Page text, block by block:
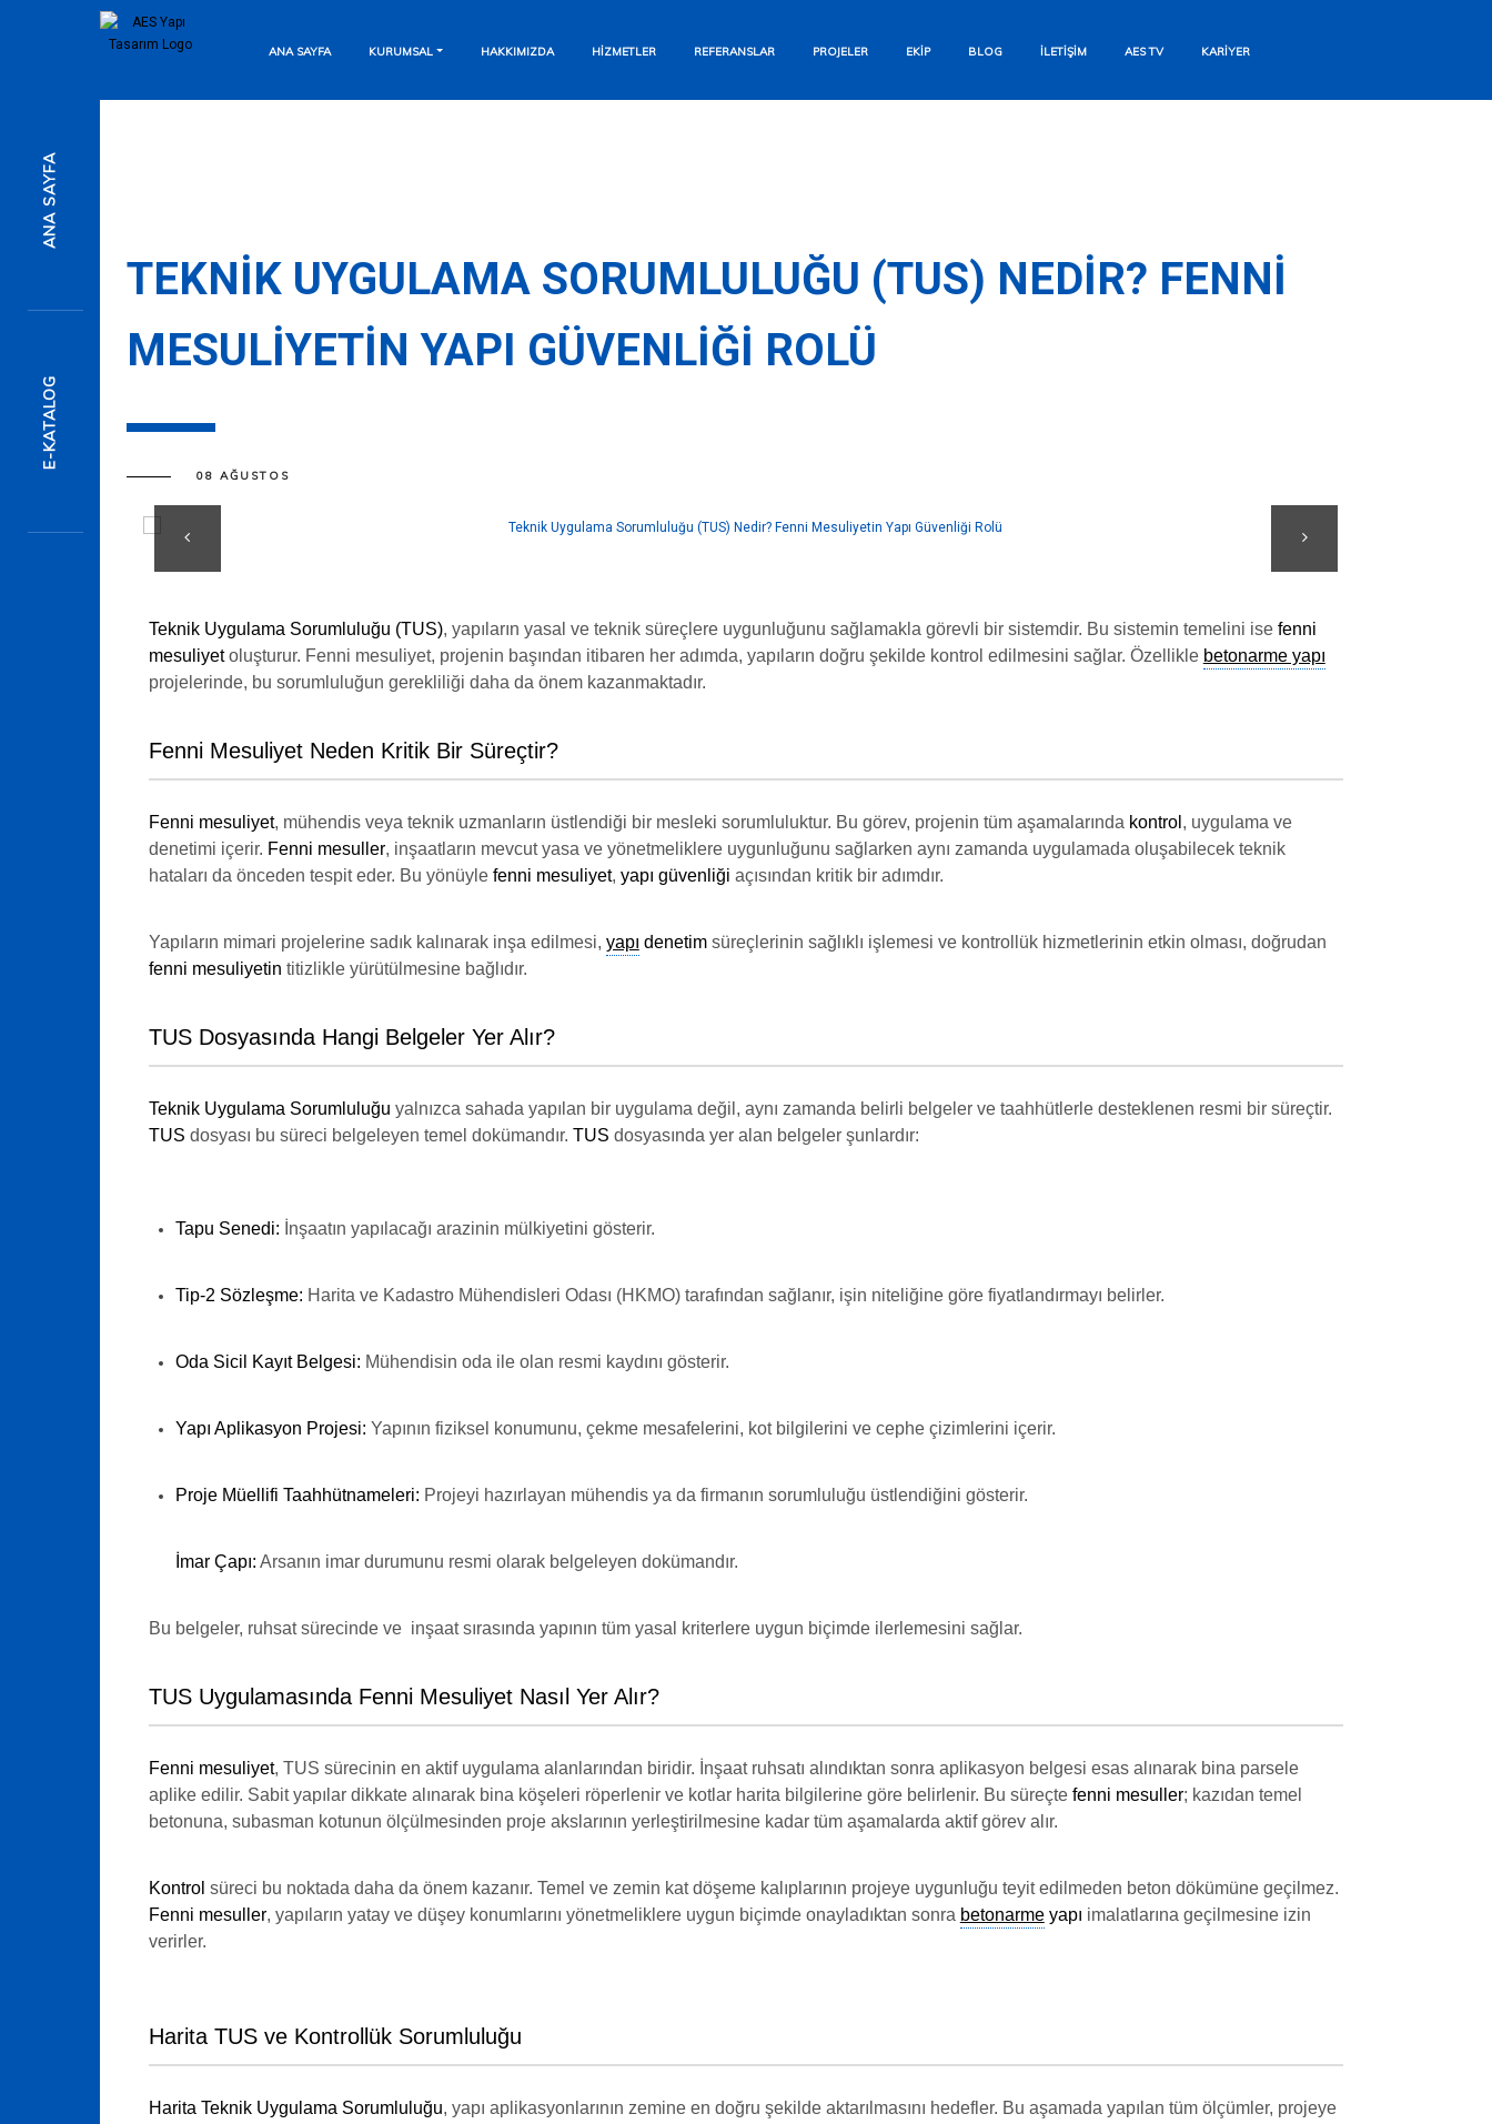
Bizi Arayın
Anında Mesaj Gönderin
info@aesyapi.com
İletişim Formu
ANA SAYFA KURUMSAL HAKKIMIZDA HIZMETLER REFERANSLAR PROJELER EKIP BLOG İLETIŞIM AES TV KARIYER
TEKNIK UYGULAMA SORUMLULUĞU (TUS) NEDIR? FENNI
MESULIYETIN YAPI GÜVENLIĞI ROLÜ
08 AĞUSTOS
Teknik Uygulama Sorumluluğu (TUS), yapıların yasal ve teknik süreçlere uygunluğunu sağlamakla görevli bir sistemdir. Bu sistemin temelini ise fenni
mesuliyetoluşturur. Fenni mesuliyet, projenin başından itibaren her adımda, yapıların doğru şekilde kontrol edilmesini sağlar. Özellikle betonarme yapı
projelerinde, bu sorumluluğun gerekliliği daha da önem kazanmaktadır.
Fenni Mesuliyet Neden Kritik Bir Süreçtir?
Fenni mesuliyet, mühendis veya teknik uzmanların üstlendiği bir mesleki sorumluluktur. Bu görev, projenin tüm aşamalarında kontrol , uygulama ve
denetimi içerir. Fenni mesuller, inşaatların mevcut yasa ve yönetmeliklere uygunluğunu sağlarken aynı zamanda uygulamada oluşabilecek teknik
hataları da önceden tespit eder. Bu yönüyle fenni mesuliyet, yapı güvenliği açısından kritik bir adımdır.
Yapıların mimari projelerine sadık kalınarak inşa edilmesi, yapı denetimsüreçlerinin sağlıklı işlemesi ve kontrollük hizmetlerinin etkin olması, doğrudan
fenni mesuliyetin titizlikle yürütülmesine bağlıdır.
TUS Dosyasında Hangi Belgeler Yer Alır?
Teknik Uygulama Sorumluluğu yalnızca sahada yapılan bir uygulama değil, aynı zamanda belirli belgeler ve taahhütlerle desteklenen resmi bir süreçtir.
TUS dosyası bu süreci belgeleyen temel dokümandır. TUS dosyasında yer alan belgeler şunlardır:
Tapu Senedi: İnşaatın yapılacağı arazinin mülkiyetini gösterir.
Tip-2 Sözleşme: Harita ve Kadastro Mühendisleri Odası (HKMO) tarafından sağlanır, işin niteliğine göre fiyatlandırmayı belirler.
Oda Sicil Kayıt Belgesi: Mühendisin oda ile olan resmi kaydını gösterir.
Yapı Aplikasyon Projesi: Yapının fiziksel konumunu, çekme mesafelerini, kot bilgilerini ve cephe çizimlerini içerir.
Proje Müellifi Taahhütnameleri: Projeyi hazırlayan mühendis ya da firmanın sorumluluğu üstlendiğini gösterir.
İmar Çapı: Arsanın imar durumunu resmi olarak belgeleyen dokümandır.
Bu belgeler, ruhsat sürecinde ve inşaat sırasında yapının tüm yasal kriterlere uygun biçimde ilerlemesini sağlar.
TUS Uygulamasında Fenni Mesuliyet Nasıl Yer Alır?
Fenni mesuliyet, TUS sürecinin en aktif uygulama alanlarından biridir. İnşaat ruhsatı alındıktan sonra aplikasyon belgesi esas alınarak bina parsele
aplike edilir. Sabit yapılar dikkate alınarak bina köşeleri röperlenir ve kotlar harita bilgilerine göre belirlenir. Bu süreçte fenni mesuller; kazıdan temel
betonuna, subasman kotunun ölçülmesinden proje akslarının yerleştirilmesine kadar tüm aşamalarda aktif görev alır.
Kontrol süreci bu noktada daha da önem kazanır. Temel ve zemin kat döşeme kalıplarının projeye uygunluğu teyit edilmeden beton dökümüne geçilmez.
Fenni mesuller, yapıların yatay ve düşey konumlarını yönetmeliklere uygun biçimde onayladıktan sonra betonarmeyapı imalatlarına geçilmesine izin
verirler.
Harita TUS ve Kontrollük Sorumluluğu
Harita Teknik Uygulama Sorumluluğu, yapı aplikasyonlarının zemine en doğru şekilde aktarılmasını hedefler. Bu aşamada yapılan tüm ölçümler, projeye
E-KATALOG
ANA SAYFA